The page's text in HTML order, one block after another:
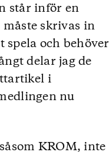
står inför en
skrivas in
och behöver
delar jag de
i
nu
KROM, inte